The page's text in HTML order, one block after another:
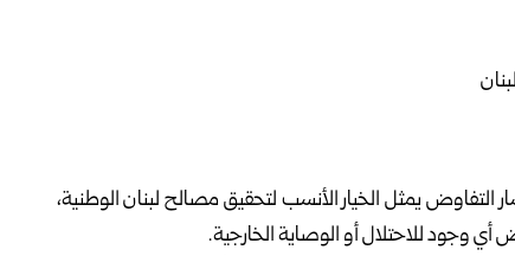
التفاوض يمثل الخيار الأنسب لتحقيق مصالح لبنان الوطنية،
وجود للاحتلال أو الوصاية الخارجية.